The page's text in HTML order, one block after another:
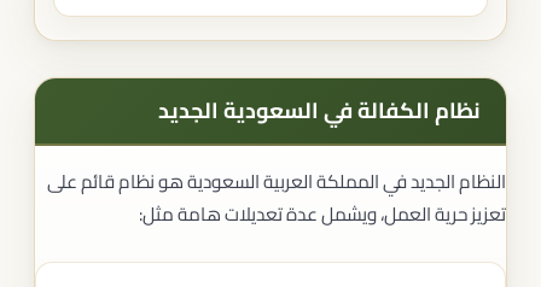
نظام الكفالة في السعودية الجديد
النظام الجديد في المملكة العربية السعودية هو نظام قائم على
تعزيز حرية العمل، ويشمل عدة تعديلات هامة مثل: